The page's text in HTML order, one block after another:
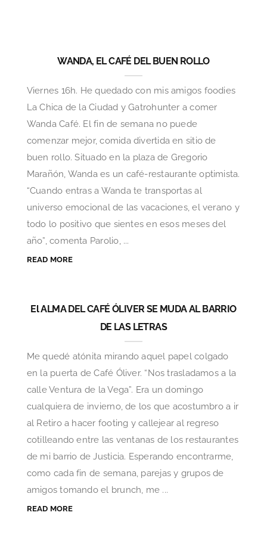
WANDA, EL CAFÉ DEL BUEN ROLLO
Viernes 16h. He quedado con mis amigos foodies
La Chica de la Ciudad y Gatrohunter a comer
Wanda Café. El fin de semana no puede
comenzar mejor, comida divertida en sitio de
buen rollo. Situado en la plaza de Gregorio
Marañón, Wanda es un café-restaurante optimista.
“Cuando entras a Wanda te transportas al
universo emocional de las vacaciones, el verano y
todo lo positivo que sientes en esos meses del
año”, comenta Parolio, ...
READ MORE
El ALMA DEL CAFÉ ÓLIVER SE MUDA AL BARRIO
DE LAS LETRAS
Me quedé atónita mirando aquel papel colgado
en la puerta de Café Óliver. “Nos trasladamos a la
calle Ventura de la Vega”. Era un domingo
cualquiera de invierno, de los que acostumbro a ir
al Retiro a hacer footing y callejear al regreso
cotilleando entre las ventanas de los restaurantes
de mi barrio de Justicia. Esperando encontrarme,
como cada fin de semana, parejas y grupos de
amigos tomando el brunch, me ...
READ MORE